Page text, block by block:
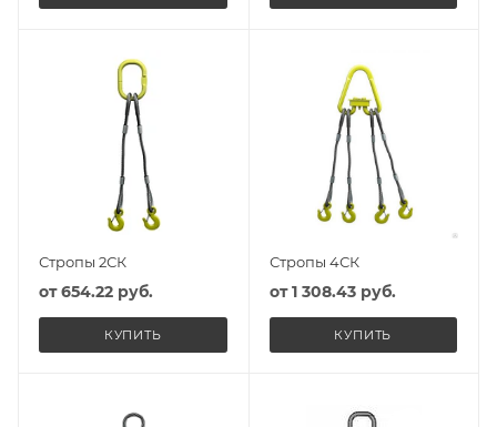
Стропы 2СК
от654.22 руб.
КУПИТЬ
Стропы 4СК
от1 308.43 руб.
КУПИТЬ